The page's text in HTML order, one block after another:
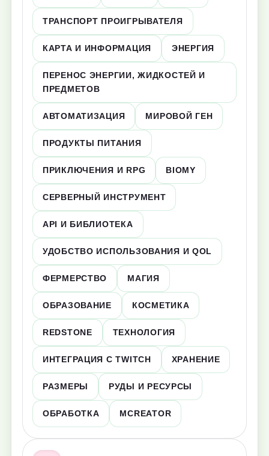
ТРАНСПОРТ ПРОИГРЫВАТЕЛЯ
КАРТА И ИНФОРМАЦИЯ ЭНЕРГИЯ
ПЕРЕНОС ЭНЕРГИИ, ЖИДКОСТЕЙ И
ПРЕДМЕТОВ
АВТОМАТИЗАЦИЯ МИРОВОЙ ГЕН
ПРОДУКТЫ ПИТАНИЯ
ПРИКЛЮЧЕНИЯ И RPG BIOMY
СЕРВЕРНЫЙ ИНСТРУМЕНТ
API И БИБЛИОТЕКА
УДОБСТВО ИСПОЛЬЗОВАНИЯ И QOL
ФЕРМЕРСТВО МАГИЯ
ОБРАЗОВАНИЕ КОСМЕТИКА
REDSTONE ТЕХНОЛОГИЯ
ИНТЕГРАЦИЯ С TWITCH ХРАНЕНИЕ
РАЗМЕРЫ РУДЫ И РЕСУРСЫ
ОБРАБОТКА MCREATOR